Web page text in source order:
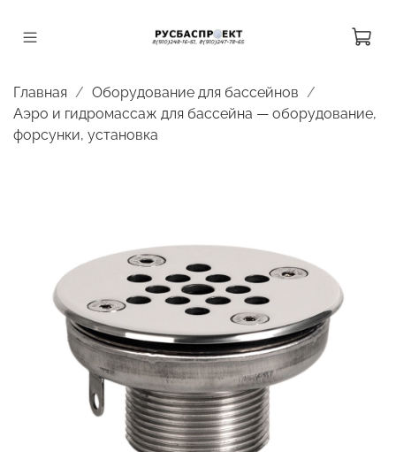
Главная
Оборудование для бассейнов
Аэро и гидромассаж для бассейна — оборудование,
форсунки, установка